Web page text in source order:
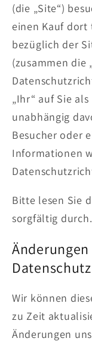
(die „Site“)
einen Kauf dort
bezüglich der
(zusammen die
„Ihr“ auf Sie
unabhängig
Besucher oder
Informationen
Bitte lesen Sie
sorgfältig durch.
Wir können
zu Zeit
Änderungen